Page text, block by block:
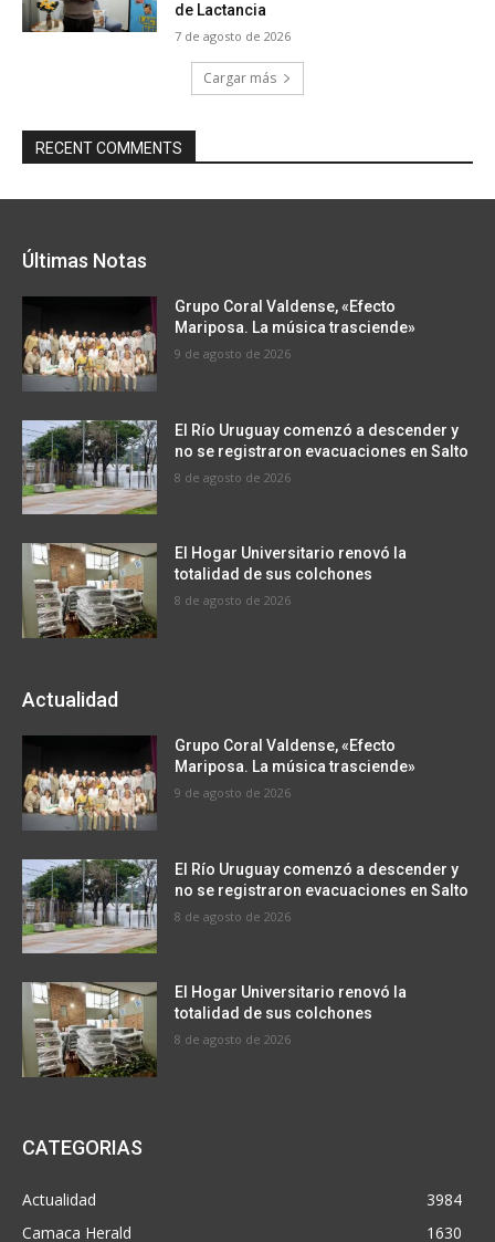
de Lactancia
7 de agosto de 2026
Cargar más
RECENT COMMENTS
Últimas Notas
Grupo Coral Valdense, «Efecto
Mariposa. La música trasciende»
9 de agosto de 2026
El Río Uruguay comenzó a descender y
no se registraron evacuaciones en Salto
8 de agosto de 2026
El Hogar Universitario renovó la
totalidad de sus colchones
8 de agosto de 2026
Actualidad
Grupo Coral Valdense, «Efecto
Mariposa. La música trasciende»
9 de agosto de 2026
El Río Uruguay comenzó a descender y
no se registraron evacuaciones en Salto
8 de agosto de 2026
El Hogar Universitario renovó la
totalidad de sus colchones
8 de agosto de 2026
CATEGORIAS
Actualidad
3984
Camaca Herald
1630